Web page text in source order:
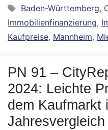
Schlagwörter
Baden-Württemberg,
Immobilienfinanzierung,
Kaufpreise, Mannheim,
PN 91 –
2024: Leichte
dem Kaufmarkt
Jahresvergleich